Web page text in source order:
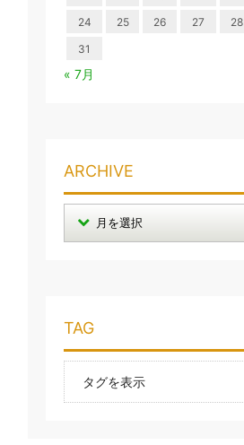
24
25 26 27 28
31
« 7月
ARCHIVE
TAG
タグを表示